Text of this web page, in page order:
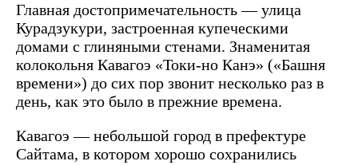
Главная достопримечательность — улица
Курадзукури, застроенная купеческими
домами с глиняными стенами. Знаменитая
колокольня Кавагоэ «Токи-но Канэ» («Башня
времени») до сих пор звонит несколько раз в
день, как это было в прежние времена.
Кавагоэ — небольшой город в префектуре
Сайтама, в котором хорошо сохранились